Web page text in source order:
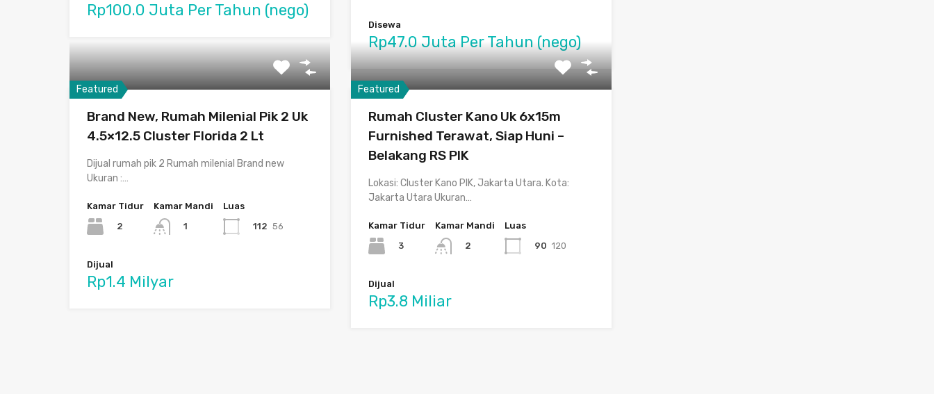
Rp100.0 Juta Per Tahun (nego)
Disewa
Rp47.0 Juta Per Tahun (nego)
Featured
Brand New, Rumah Milenial Pik 2 Uk
4.5×12.5 Cluster Florida 2 Lt
Dijual rumah pik 2 Rumah milenial Brand new
Ukuran :…
Kamar Tidur
2
Kamar Mandi
1
Luas
112 56
Dijual
Rp1.4 Milyar
Featured
Rumah Cluster Kano Uk 6x15m
Furnished Terawat, Siap Huni –
Belakang RS PIK
Lokasi: Cluster Kano PIK, Jakarta Utara. Kota:
Jakarta Utara Ukuran…
Kamar Tidur
3
Kamar Mandi
2
Luas
90 120
Dijual
Rp3.8 Miliar